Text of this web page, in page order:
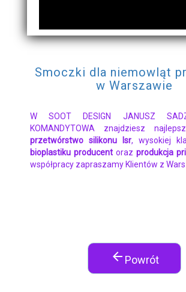
Smoczki dla niemowląt
w Warszawie
W SOOT DESIGN JANUSZ
KOMANDYTOWA znajdziesz
przetwórstwo silikonu lsr, wysokiej
bioplastiku producent oraz produkcja
współpracy zapraszamy Klientów z
arrow_back Powrót